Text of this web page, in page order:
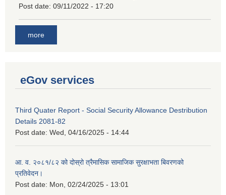
Post date: 09/11/2022 - 17:20
more
eGov services
Third Quater Report - Social Security Allowance Destribution
Details 2081-82
Post date: Wed, 04/16/2025 - 14:44
आ. व. २०८१/८२ को दोस्रो त्रैमासिक सामाजिक सुरक्षाभता बिवरणको
प्रतिवेदन।
Post date: Mon, 02/24/2025 - 13:01